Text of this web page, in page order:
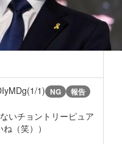
1) NG 報告
いチョントリーピュア
（笑））